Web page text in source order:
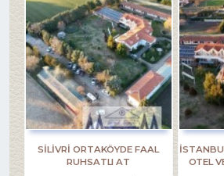
SILIVRI ORTAKÖYDE FAAL
RUHSATLI AT
OTEL